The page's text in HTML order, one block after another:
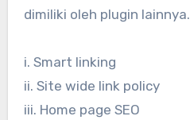
dimiliki oleh plugin lainnya.
i. Smart linking
ii. Site wide link policy
iii. Home page SEO